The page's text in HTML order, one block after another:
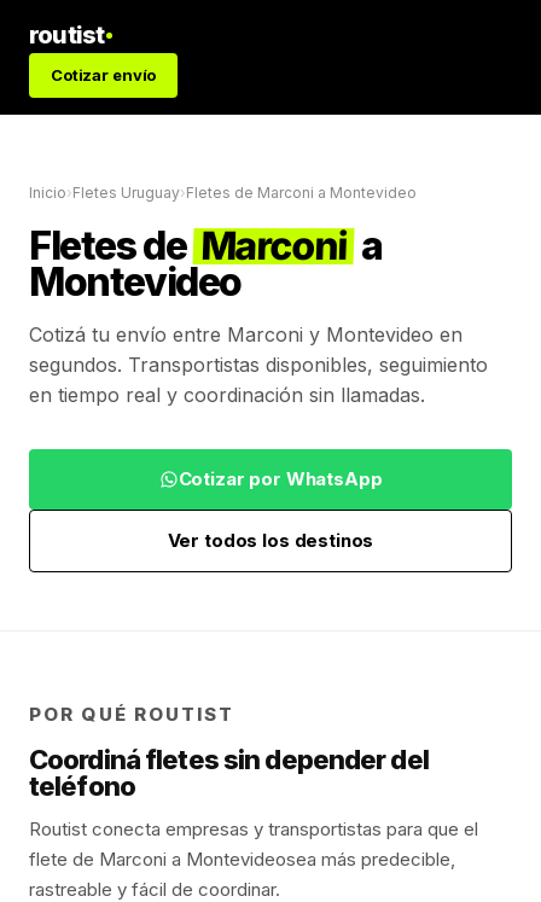
routist
Cotizar envío
Inicio›Fletes Uruguay›Fletes de Marconi a Montevideo
Fletes de Marconi a
Montevideo
Cotizá tu envío entre Marconi y Montevideo en
segundos. Transportistas disponibles, seguimiento
en tiempo real y coordinación sin llamadas.
Cotizar por WhatsApp
Ver todos los destinos
POR QUÉ ROUTIST
Coordiná fletes sin depender del
teléfono
Routist conecta empresas y transportistas para que el
flete de Marconi a Montevideosea más predecible,
rastreable y fácil de coordinar.